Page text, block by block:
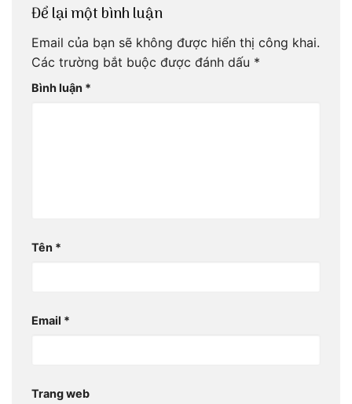
Để lại một bình luận
Email của bạn sẽ không được hiển thị công khai.
Các trường bắt buộc được đánh dấu *
Bình luận *
Tên *
Email *
Trang web